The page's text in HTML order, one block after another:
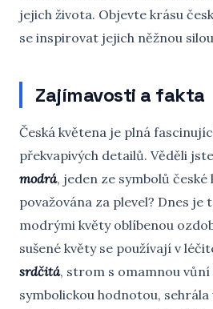
jejich života. Objevte krásu
se inspirovat jejich něžnou
Zajímavosti a fakta
Česká květena je plná
překvapivých detailů. Věděli
modrá, jeden ze symbolů české
považována za plevel? Dnes je
modrými květy oblíbenou
sušené květy se používají v
srdčitá, strom s omamnou
symbolickou hodnotou,